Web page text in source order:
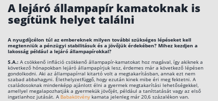
Blog
Kapcsolat
Karrier
A lejáró állampapír kamatoknak is
segítünk helyet találni
A nyugdíjcélon túl az embereknek milyen további szükséges lépéseket kell
megtenniük a pénzügyi stabilitásuk és a jövőjük érdekében? Mihez kezdjen a
lakosság például a lejáró állampapírokkal?
S.A.: A csökkenő infláció csökkenő állampapír-kamatokat hoz magával, így akiknek a
következő hónapokban lejáró állampapírjuk lesz, érdemes már a következő lépésen
gondolkodni. Aki az állampapírral kitartó volt a megtakarításban, annak ezt nem
szabad abbahagyni. Élethelyzetfüggő, hogy ezután kinek mibe éri meg fektetni. A
családosoknak mindenképp ajánlott élni a gyermek megtakarítási lehetőségekkel,
amellyel megalapozhatják a gyermekük jövőjét, például a taníttatását vagy az első
ingatlanhoz jutását. A Babakötvény kamata jelenleg már 20,6 százalékon van.